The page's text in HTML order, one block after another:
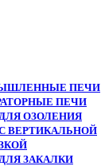
ПЕЧИ
ПЕЧИ
ОЗОЛЕНИЯ
ВЕРТИКАЛЬНОЙ
ЗАКАЛКИ